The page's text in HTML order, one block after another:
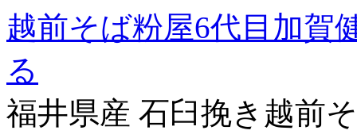
越前そば粉屋6代目加賀
る
福井県産 石臼挽き越前